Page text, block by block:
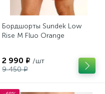
Бордшорты Sundek Low
Rise M Fluo Orange
2 990 ₽ /шт
9 450 ₽